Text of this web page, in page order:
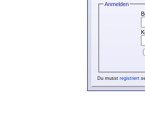
Anmelden
Du musst registriert